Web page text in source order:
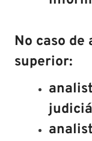
No caso
superior: